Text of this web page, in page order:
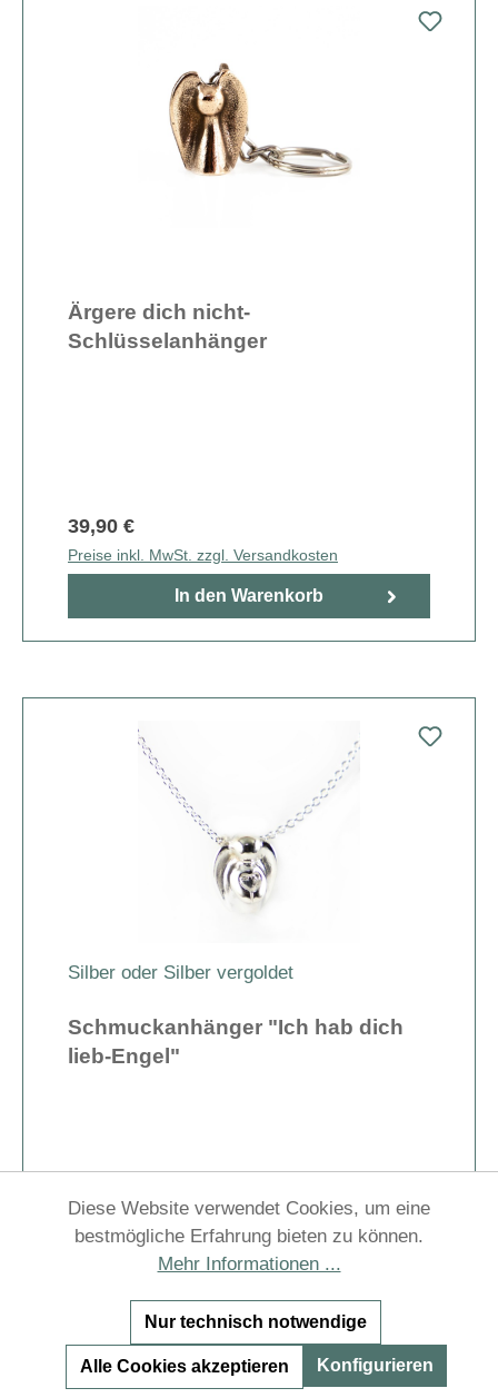
Ärgere dich nicht-
Schlüsselanhänger
39,90 €
Preise inkl. MwSt. zzgl. Versandkosten
In den Warenkorb
Silber oder Silber vergoldet
Schmuckanhänger "Ich hab dich
lieb-Engel"
69,90 €
Preise inkl. MwSt. zzgl. Versandkosten
Details
Diese Website verwendet Cookies, um eine
bestmögliche Erfahrung bieten zu können.
Mehr Informationen ...
Nur technisch notwendige
Alle Cookies akzeptieren Konfigurieren